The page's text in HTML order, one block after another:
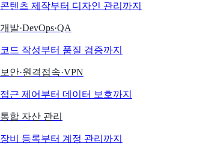
콘텐츠 제작부터 디자인 관리까지
개발·DevOps·QA
코드 작성부터 품질 검증까지
보안·원격접속·VPN
접근 제어부터 데이터 보호까지
통합 자산 관리
장비 등록부터 계정 관리까지